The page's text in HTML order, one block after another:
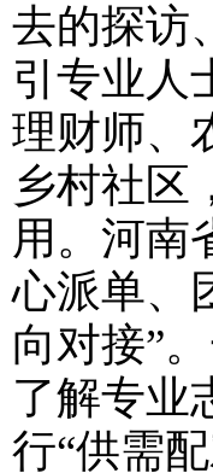
去的探访
引专业人
理财师、
乡村社区
用。河南
心派单、
向对接”
了解专业
行“供需